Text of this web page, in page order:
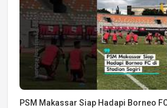
PSM Makassar Siap Hadapi Borneo